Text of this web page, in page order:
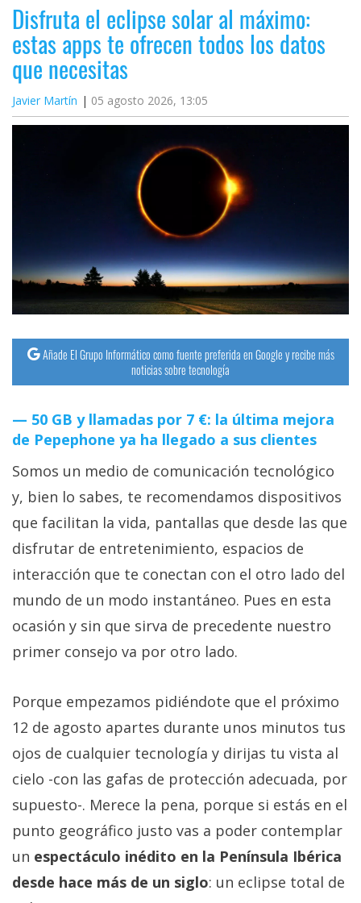
Disfruta el eclipse solar al máximo:
estas apps te ofrecen todos los datos
que necesitas
Javier Martín 05 agosto 2026, 13:05
Añade El Grupo Informático como fuente preferida en Google y recibe más
noticias sobre tecnología
50 GB y llamadas por 7 €: la última mejora
de Pepephone ya ha llegado a sus clientes
Somos un medio de comunicación tecnológico
y, bien lo sabes, te recomendamos dispositivos
que facilitan la vida, pantallas que desde las que
disfrutar de entretenimiento, espacios de
interacción que te conectan con el otro lado del
mundo de un modo instantáneo. Pues en esta
ocasión y sin que sirva de precedente nuestro
primer consejo va por otro lado.
Porque empezamos pidiéndote que el próximo
12 de agosto apartes durante unos minutos tus
ojos de cualquier tecnología y dirijas tu vista al
cielo -con las gafas de protección adecuada, por
supuesto-. Merece la pena, porque si estás en el
punto geográfico justo vas a poder contemplar
un espectáculo inédito en la Península Ibérica
desde hace más de un siglo: un eclipse total de